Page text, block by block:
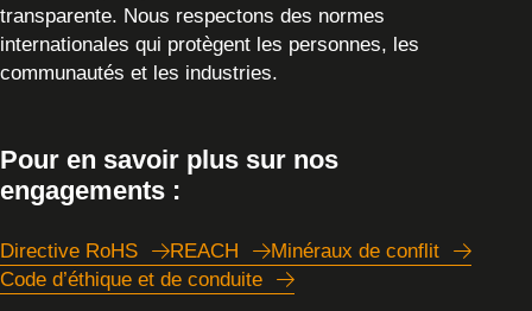
transparente. Nous respectons des normes
internationales qui protègent les personnes, les
communautés et les industries.
Pour en savoir plus sur nos
engagements :
Directive RoHS REACH
Minéraux de conflit
Code d’éthique et de conduite